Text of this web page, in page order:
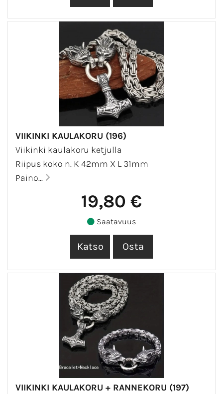
VIIKINKI KAULAKORU (196)
Viikinki kaulakoru ketjulla
Riipus koko n. K 42mm X L 31mm
Paino...
19,80 €
Saatavuus
VIIKINKI KAULAKORU + RANNEKORU (197)